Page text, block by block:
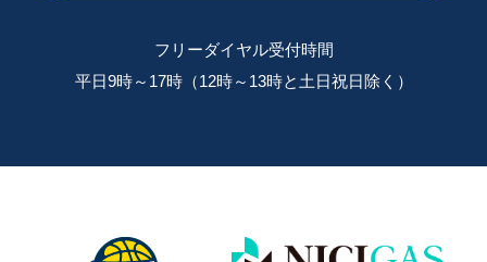
フリーダイヤル受付時間
平日9時～17時（12時～13時と土日祝日除く）